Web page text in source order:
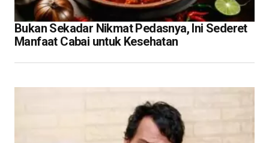
Bukan Sekadar Nikmat Pedasnya, Ini Sederet
Manfaat Cabai untuk Kesehatan